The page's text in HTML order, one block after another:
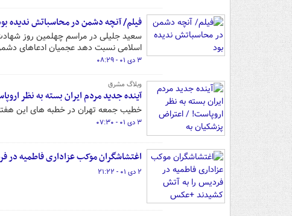
فیلم/ آنچه دشمن در محاسباتش ندیده
سعید جلیلی در مراسم چهلمین روز
اسلامی نسبت دهد عجمیان ادعاهای
۳ دی ۰۱ - ۰۸:۲۹
وبلاگ مشرق
آینده جدید مردم ایران بسته به نظر
خطیب جمعه تهران در خطبه های این
۳ دی ۰۱ - ۰۷:۳۰
اغتشاشگران موکب عزاداری فاطمیه
۲ دی ۰۱ - ۲۱:۲۲